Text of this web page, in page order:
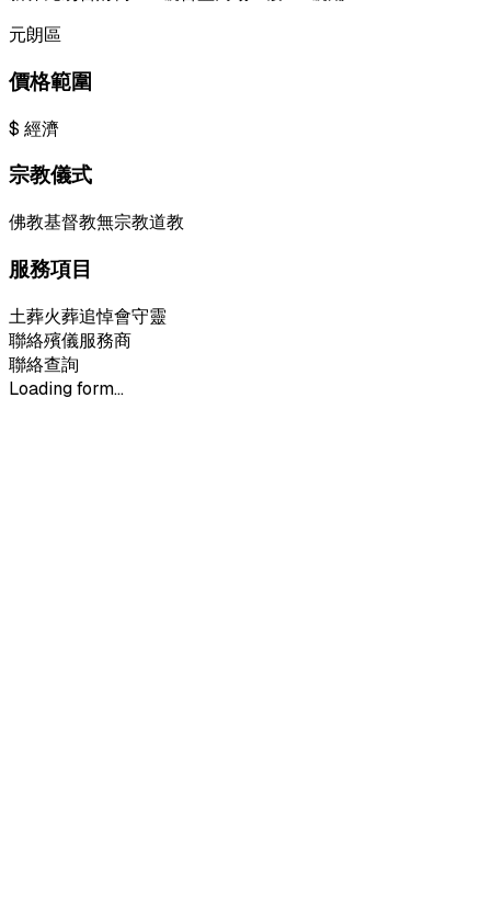
元朗區
價格範圍
$ 經濟
宗教儀式
佛教基督教無宗教道教
服務項目
土葬火葬追悼會守靈
聯絡殯儀服務商
聯絡查詢
Loading form...